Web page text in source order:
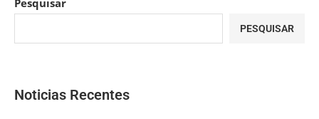
Pesquisar
PESQUISAR
Noticias Recentes